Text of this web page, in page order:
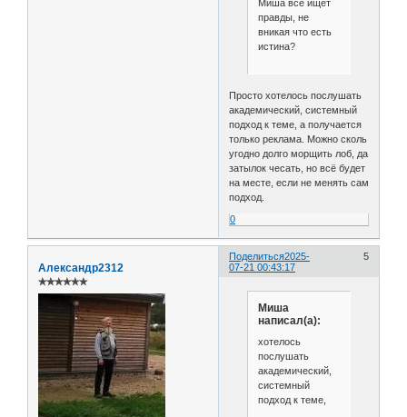
Миша всё ищет
правды, не
вникая что есть
истина?
Просто хотелось послушать
академический, системный
подход к теме, а получается
только реклама. Можно сколь
угодно долго морщить лоб, да
затылок чесать, но всё будет
на месте, если не менять сам
подход.
0
Поделиться 5
2025-
07-21 00:43:17
Александр2312
✯✯✯✯✯✯
Миша
написал(а):
хотелось
послушать
академический,
системный
подход к теме,